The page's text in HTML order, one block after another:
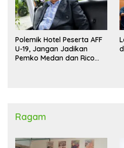
Polemik Hotel Peserta AFF
U-19, Jangan Jadikan
Pemko Medan dan Rico
Ragam